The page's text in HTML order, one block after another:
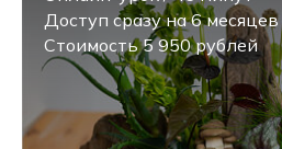
Доступ сразу на 6 месяцев
Стоимость 5 950 рублей